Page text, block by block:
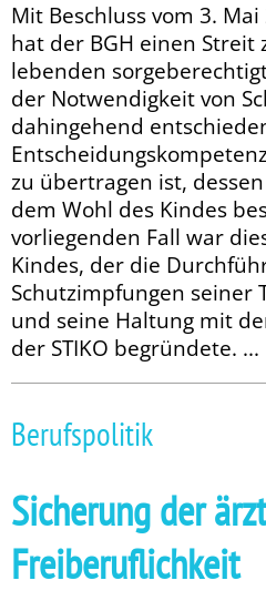
Mit Beschluss vom 3. Mai
hat der BGH einen Streit
lebenden
der Notwendigkeit von
dahingehend
zu übertragen ist,
dem Wohl des Kindes
vorliegenden Fall war
Kindes, der die
Schutzimpfungen seiner
und seine Haltung mit
der STIKO begründete. ...
Berufspolitik
Sicherung der
Freiberuflichkeit